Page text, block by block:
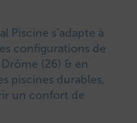
Piscine s’adapte à
configurations de
(26) & en
piscines durables,
un confort de